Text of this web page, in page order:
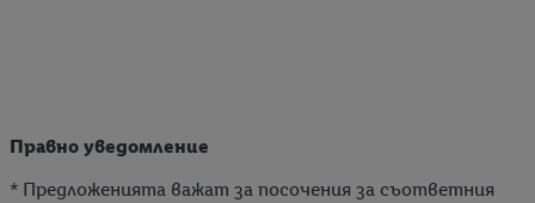
Правно уведомление
* Предложенията важат за посочения за съответния